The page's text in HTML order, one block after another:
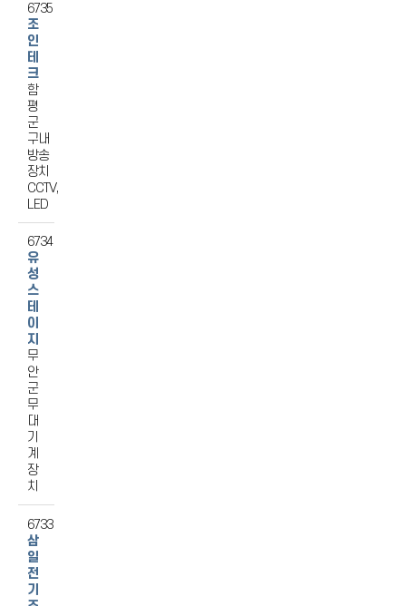
6735
조
인
테
크
함
평
군
구내
방송
장치
CCTV,
LED
6734
유
성
스
테
이
지
무
안
군
무
대
기
계
장
치
6733
삼
일
전
기